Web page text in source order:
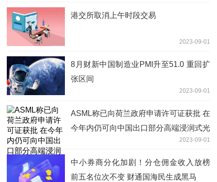
港交所取消上午时段交易
2023-09-01
8月财新中国制造业PMI升至51.0 重回扩
张区间
2023-09-01
ASML称已向荷兰政府申请许可证获批 在
今年内仍可向中国出口部分高端浸润式光
2023-09-01
中小券商分化加剧！分仓佣金收入放榜
前五名位次不变 财通国海民生成黑马